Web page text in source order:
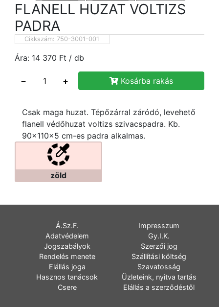
FLANELL HUZAT VOLTIZS
PADRA
Cikkszám: 750-3001-001
Ára: 14 370 Ft / db
− + Kosárba rakás
Csak maga huzat. Tépőzárral záródó, levehető
flanell védőhuzat voltizs szivacspadra. Kb.
90x110x5 cm-es padra alkalmas.
zöld
Á.Sz.F.
Impresszum
Adatvédelem
Gy.I.K.
Jogszabályok
Szerzői jog
Rendelés menete
Szállítási költség
Elállás joga
Szavatosság
Hasznos tanácsok
Üzleteink, nyitva tartás
Csere
Elállás a szerződéstől